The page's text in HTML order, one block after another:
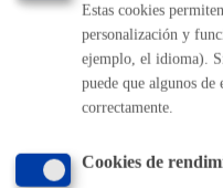
Relaciones con la
Consultas,
tarjetas,certificados,
Seguridad
Estas cookies
personalización y
ejemplo, el idioma).
puede que algunos de
correctamente.
Cookies de